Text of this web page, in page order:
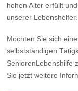
hohen Alter erfüllt
unserer Lebenshelfer.
Möchten Sie sich
selbstständigen
SeniorenLebenshilfe
Sie jetzt weitere